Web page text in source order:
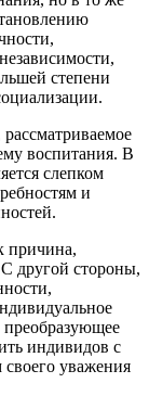
степени
воспитания. В
слепком
и
причина,
другой стороны,
преобразующее
индивидов с
своего уважения